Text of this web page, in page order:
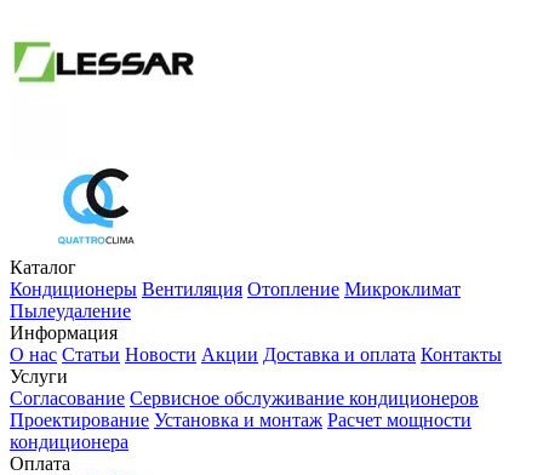
Каталог
Кондиционеры Вентиляция Отопление Микроклимат
Пылеудаление
Информация
О нас Статьи Новости Акции Доставка и оплата Контакты
Услуги
Согласование Сервисное обслуживание кондиционеров
Проектирование Установка и монтаж Расчет мощности
кондиционера
Оплата